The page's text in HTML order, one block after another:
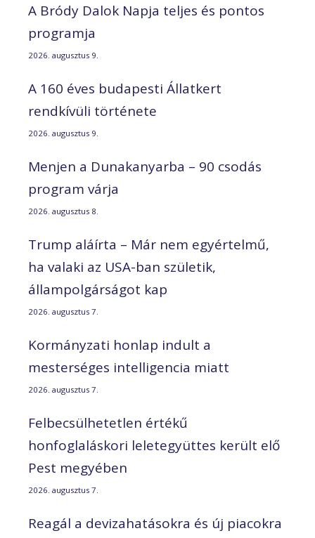
A Bródy Dalok Napja teljes és pontos
programja
2026. augusztus 9.
A 160 éves budapesti Állatkert
rendkívüli története
2026. augusztus 9.
Menjen a Dunakanyarba – 90 csodás
program várja
2026. augusztus 8.
Trump aláírta – Már nem egyértelmű,
ha valaki az USA-ban születik,
állampolgárságot kap
2026. augusztus 7.
Kormányzati honlap indult a
mesterséges intelligencia miatt
2026. augusztus 7.
Felbecsülhetetlen értékű
honfoglaláskori leletegyüttes került elő
Pest megyében
2026. augusztus 7.
Reagál a devizahatásokra és új piacokra